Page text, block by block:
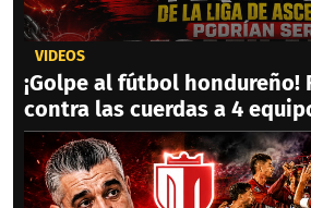
VIDEOS
¡Golpe al fútbol hondureño!
contra las cuerdas a 4